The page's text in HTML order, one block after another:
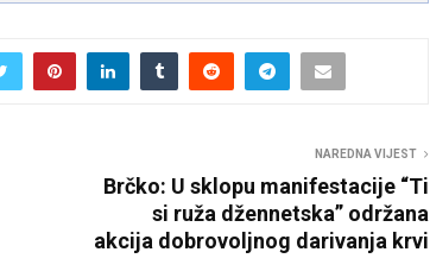
NAREDNA VIJEST
Brčko: U sklopu manifestacije “Ti
si ruža džennetska” održana
akcija dobrovoljnog darivanja krvi